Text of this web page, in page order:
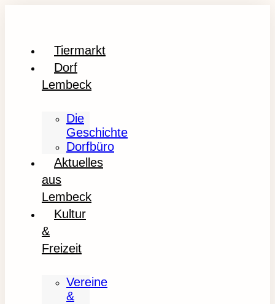
Tiermarkt
Dorf
Lembeck
Die
Geschichte
Dorfbüro
Aktuelles
aus
Lembeck
Kultur
&
Freizeit
Vereine
&